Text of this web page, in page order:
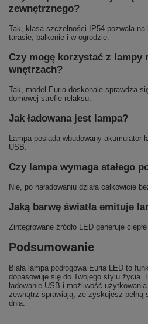
zewnętrznego?
Tak, klasa szczelności IP54 pozwala
tarasie, balkonie i w ogrodzie.
Czy mogę korzystać z lampy
wnętrzach?
Tak, model Euria doskonale sprawdza
domowej strefie relaksu.
Jak ładowana jest lampa?
Lampa posiada wbudowany akumulator
USB.
Czy lampa wymaga stałego
Nie, po naładowaniu działa całkowicie
Jaką barwę światła emituje
Zintegrowane źródło LED generuje
Podsumowanie
Biała lampa podłogowa Euria LED to
dopasowuje się do Twojego stylu życia.
ładowanie USB i możliwość
zewnątrz sprawiają, że zyskujesz pełną
dnia.